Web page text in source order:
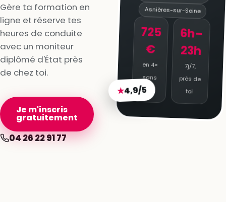
Gère ta formation en
ligne et réserve tes
heures de conduite
avec un moniteur
diplômé d'État près
de chez toi.
Je m'inscris
gratuitement
04 26 22 91 77
Asnières-sur-Seine
725
€
en 4×
sans
frais
6h–
23h
7j/7,
près de
toi
★4,9/5